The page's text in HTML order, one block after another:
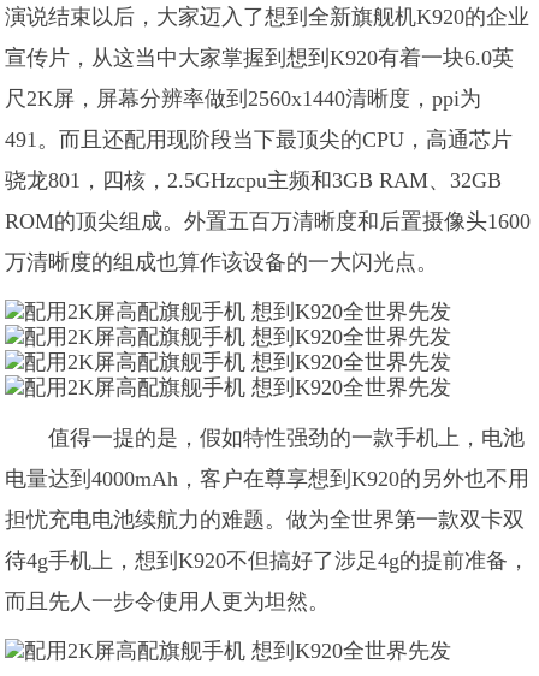
演说结束以后，大家迈入了想到全新旗舰机K920的企业
宣传片，从这当中大家掌握到想到K920有着一块6.0英
尺2K屏，屏幕分辨率做到2560x1440清晰度，ppi为
491。而且还配用现阶段当下最顶尖的CPU，高通芯片
骁龙801，四核，2.5GHzcpu主频和3GB RAM、32GB
ROM的顶尖组成。外置五百万清晰度和后置摄像头1600
万清晰度的组成也算作该设备的一大闪光点。
值得一提的是，假如特性强劲的一款手机上，电池
电量达到4000mAh，客户在尊享想到K920的另外也不用
担忧充电电池续航力的难题。做为全世界第一款双卡双
待4g手机上，想到K920不但搞好了涉足4g的提前准备，
而且先人一步令使用人更为坦然。